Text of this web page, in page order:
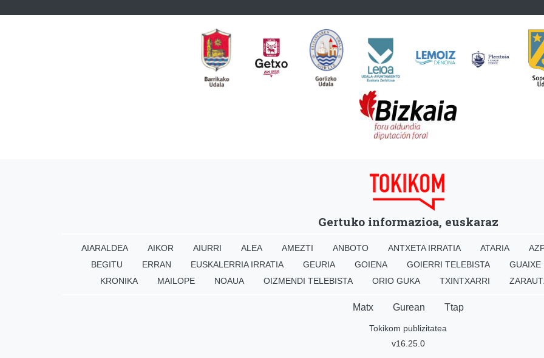
Gertuko informazioa, euskaraz
AIARALDEA AIKOR AIURRI ALEA AMEZTI ANBOTO ANTXETA IRRATIA ATARIA
BEGITU
ERRAN EUSKALERRIA IRRATIA GEURIA GOIENA GOIERRI TELEBISTA GUAIXE
KRONIKA
MAILOPE NOAUA OIZMENDI TELEBISTA ORIO GUKA TXINTXARRI
Matx Gurean Ttap
Tokikom publizitatea
v16.25.0